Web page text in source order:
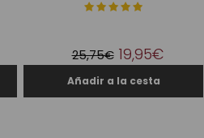
25,75€ 19,95€